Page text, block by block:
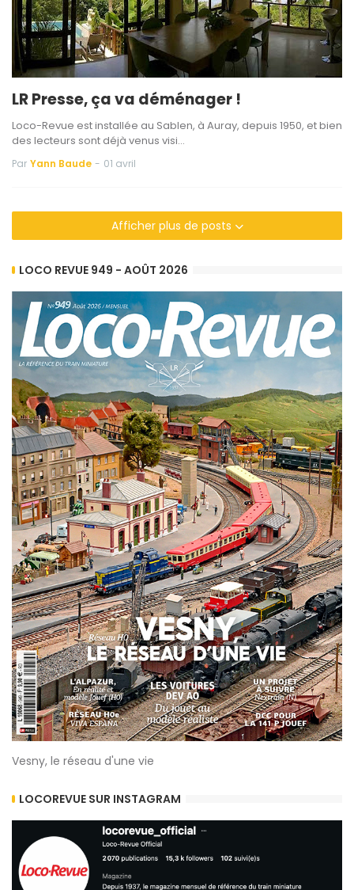
LR Presse, ça va déménager !
Loco-Revue est installée au Sablen, à Auray, depuis 1950, et bien
des lecteurs sont déjà venus visi…
Par Yann Baude - 01 avril
Afficher plus de posts
LOCO REVUE 949 - AOÛT 2026
Vesny, le réseau d'une vie
LOCOREVUE SUR INSTAGRAM